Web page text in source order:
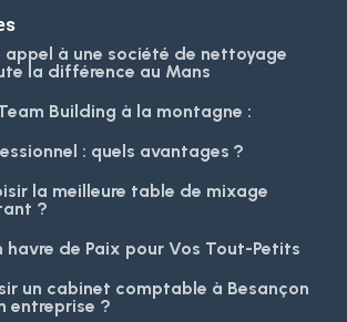
appel à une société de nettoyage
la différence au Mans
Building à la montagne :
: quels avantages ?
la meilleure table de mixage
?
havre de Paix pour Vos Tout-Petits
un cabinet comptable à Besançon
entreprise ?